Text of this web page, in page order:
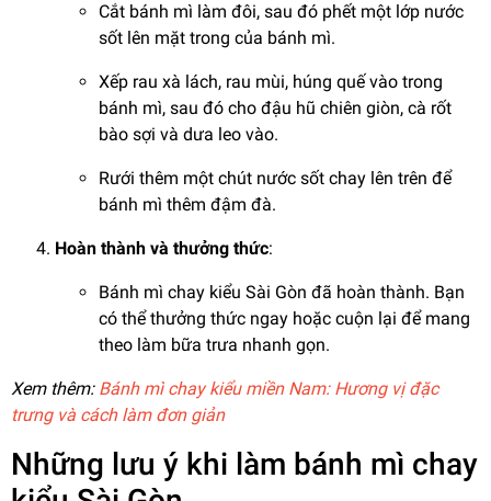
Cắt bánh mì làm đôi, sau đó phết một lớp nước
sốt lên mặt trong của bánh mì.
Xếp rau xà lách, rau mùi, húng quế vào trong
bánh mì, sau đó cho đậu hũ chiên giòn, cà rốt
bào sợi và dưa leo vào.
Rưới thêm một chút nước sốt chay lên trên để
bánh mì thêm đậm đà.
Hoàn thành và thưởng thức:
Bánh mì chay kiểu Sài Gòn đã hoàn thành. Bạn
có thể thưởng thức ngay hoặc cuộn lại để mang
theo làm bữa trưa nhanh gọn.
Xem thêm: Bánh mì chay kiểu miền Nam: Hương vị đặc
trưng và cách làm đơn giản
Những lưu ý khi làm bánh mì chay